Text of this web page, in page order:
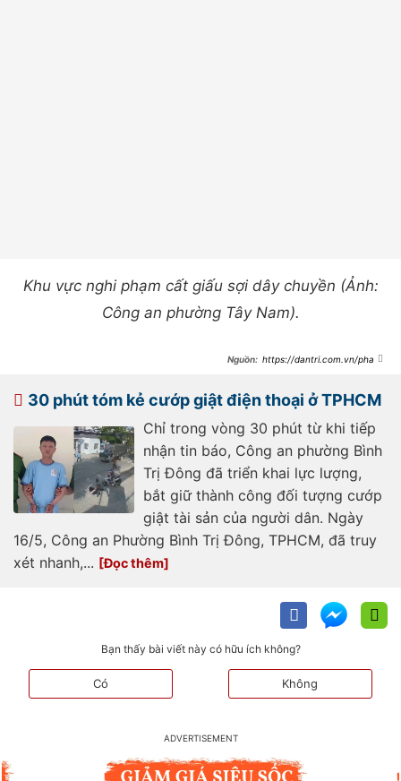
Khu vực nghi phạm cất giấu sợi dây chuyền (Ảnh:
Công an phường Tây Nam).
https://dantri.com.vn/phap-
20260607111347977.htm
30 phút tóm kẻ cướp giật điện thoại ở TPHCM
Chỉ trong vòng 30 phút từ khi tiếp
nhận tin báo, Công an phường Bình
Trị Đông đã triển khai lực lượng,
bắt giữ thành công đối tượng cướp
giật tài sản của người dân. Ngày
16/5, Công an Phường Bình Trị Đông, TPHCM, đã truy
xét nhanh,...
Bạn thấy bài viết này có hữu ích không?
Có Không